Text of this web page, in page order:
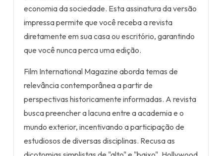
economia da sociedade. Esta assinatura da versão
impressa permite que você receba a revista
diretamente em sua casa ou escritório, garantindo
que você nunca perca uma edição.
Film International Magazine aborda temas de
relevância contemporânea a partir de
perspectivas historicamente informadas. A revista
busca preencher a lacuna entre a academia e o
mundo exterior, incentivando a participação de
estudiosos de diversas disciplinas. Recusa as